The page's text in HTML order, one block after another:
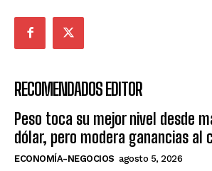
RECOMENDADOS EDITOR
Peso toca su mejor nivel desde
dólar, pero modera ganancias al
ECONOMÍA-NEGOCIOS agosto 5, 2026